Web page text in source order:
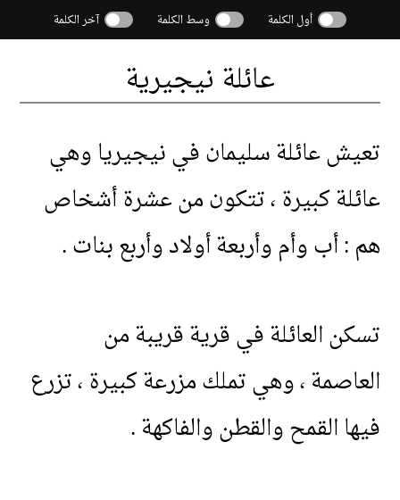
أول الكلمة وسط الكلمة آخر الكلمة
عائلة نيجيرية
تعيش عائلة سليمان في نيجيريا وهي
عائلة كبيرة ، تتكون من عشرة أشخاص
هم :أب وأم وأربعة أولاد وأربع بنات .
تسكن العائلة في قرية قريبة من
العاصمة ، وهي تملك مزرعة كبيرة ، تزرع
فيها القمح والقطن والفاكهة .